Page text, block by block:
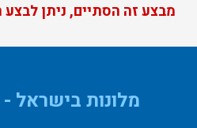
מבצע זה הסתיים, ניתן
מלונות בישראל